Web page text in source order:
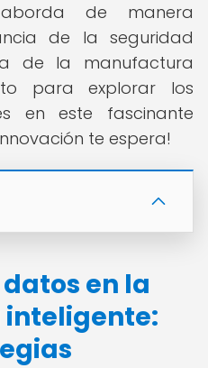
de manera
de la seguridad
de la manufactura
para explorar los
en este fascinante
te espera!
en la